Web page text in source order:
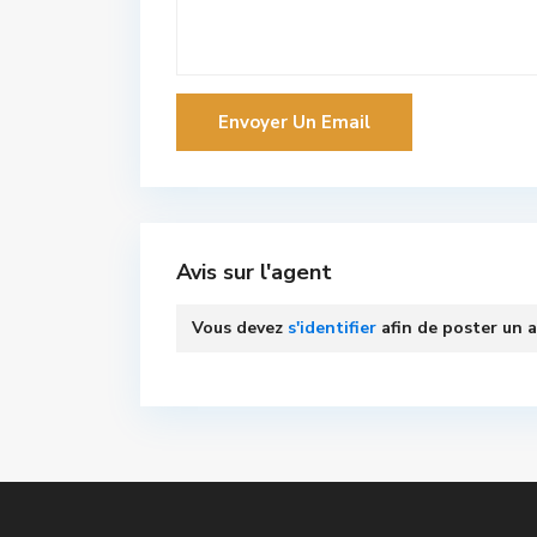
Avis sur l'agent
Vous devez s'identifier afin de poster un